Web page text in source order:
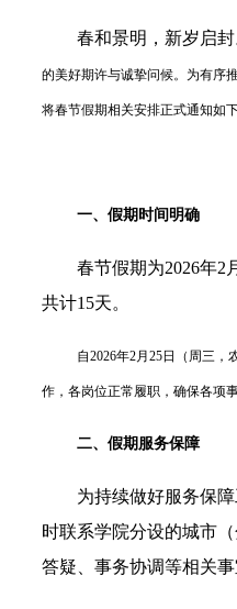
春和景明，新岁启
的美好期许与诚挚问候。为有序
将春节假期相关安排正式通知如
一、假期时间明确
春节假期为2026年2
共计15天。
自2026年2月 25日（周三，
作，各岗位正常履职，确保各项
二、假期服务保障
为持续做好服务保
时联系学院分设的城市
答疑、事务协调等相关